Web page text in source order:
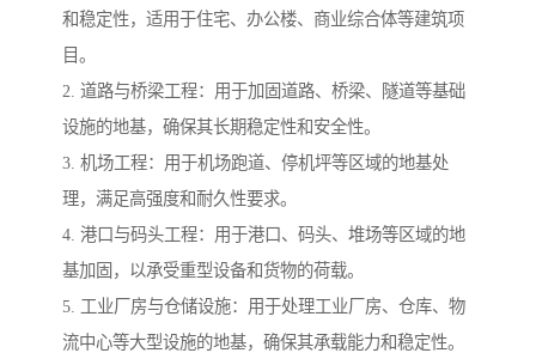
和稳定性，适用于住宅、办公楼、商业综合体等建筑项
目。
2. 道路与桥梁工程：用于加固道路、桥梁、隧道等基础
设施的地基，确保其长期稳定性和安全性。
3. 机场工程：用于机场跑道、停机坪等区域的地基处
理，满足高强度和耐久性要求。
4. 港口与码头工程：用于港口、码头、堆场等区域的地
基加固，以承受重型设备和货物的荷载。
5. 工业厂房与仓储设施：用于处理工业厂房、仓库、物
流中心等大型设施的地基，确保其承载能力和稳定性。